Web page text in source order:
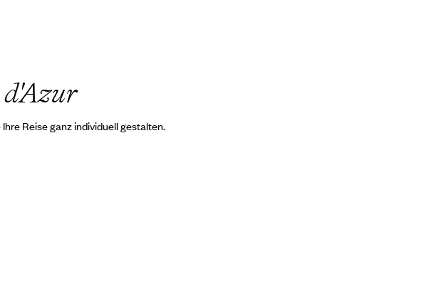
d'Azur
Reise ganz individuell gestalten.